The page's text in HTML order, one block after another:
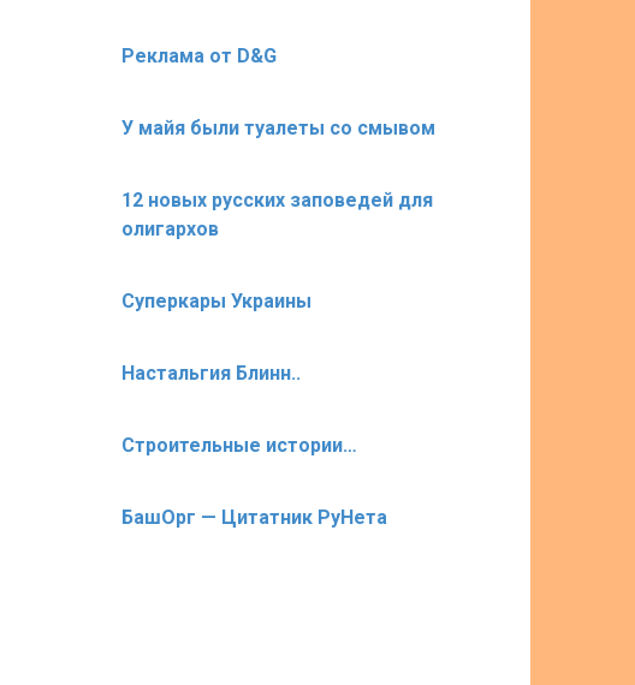
Реклама от D&G
У майя были туалеты со смывом
12 новых русских заповедей для
олигархов
Суперкары Украины
Настальгия Блинн..
Строительные истории…
БашОрг — Цитатник РуНета